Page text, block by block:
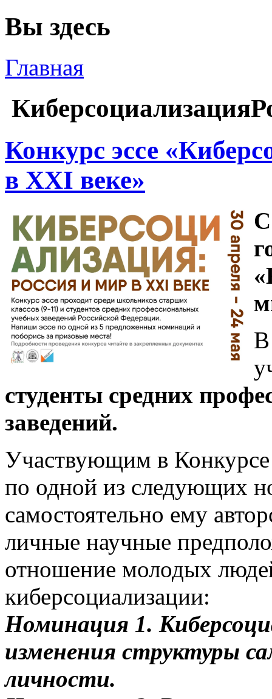
Вы здесь
Главная
Конкурс эссе
в XXI веке»
В
студенты средних
заведений.
Участвующим в Конкурсе
по одной из следующих
самостоятельно ему
личные научные
отношение молодых
киберсоциализации:
Номинация 1.
изменения структуры
личности.